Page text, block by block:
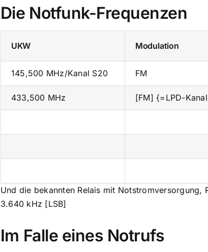
Die Notfunk-Frequenzen
UKW Modulation
145,500 MHz/Kanal S20 FM
433,500 MHz [FM] {=LPD-
Und die bekannten Relais mit
3.640 kHz [LSB]
Im Falle eines Notrufs